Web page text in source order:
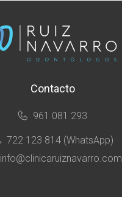
Contacto
961 081 293
722 123 814 (WhatsApp)
info@clinicaruiznavarro.com